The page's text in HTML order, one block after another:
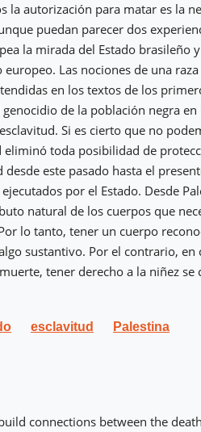
la autorización para matar es la
puedan parecer dos
la mirada del Estado brasileño
Las nociones de una
en los textos de los
de la población negra
Si es cierto que no
eliminó toda posibilidad de
este pasado hasta el
por el Estado. Desde
natural de los cuerpos que
lo tanto, tener un cuerpo
sustantivo. Por el contrario,
tener derecho a la niñez se
esclavitud Palestina
connections between the